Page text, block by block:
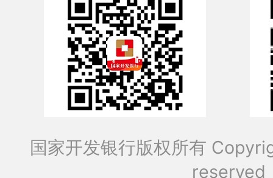
国家开发银行版权所有
reserved